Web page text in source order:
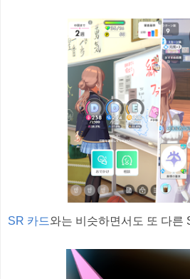
SR 카드와는 비슷하면서도 또 다른